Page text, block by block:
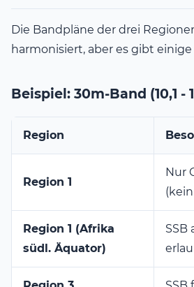
Die Bandpläne der drei
harmonisiert, aber es gibt
Beispiel: 30m-Band (10,1 -
Region
Region 1
Nur
(kein
Region 1 (Afrika
südl. Äquator)
SSB